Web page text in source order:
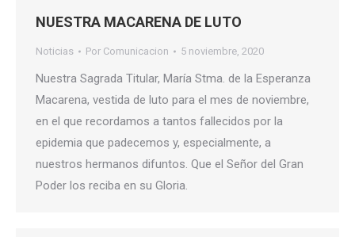
NUESTRA MACARENA DE LUTO
Noticias Por Comunicacion 5 noviembre, 2020
Nuestra Sagrada Titular, María Stma. de la Esperanza
Macarena, vestida de luto para el mes de noviembre,
en el que recordamos a tantos fallecidos por la
epidemia que padecemos y, especialmente, a
nuestros hermanos difuntos. Que el Señor del Gran
Poder los reciba en su Gloria.